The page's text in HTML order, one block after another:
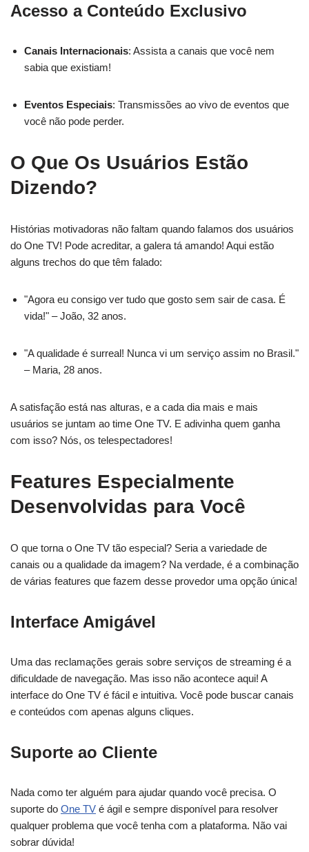
Acesso a Conteúdo Exclusivo
Canais Internacionais: Assista a canais que você nem
sabia que existiam!
Eventos Especiais: Transmissões ao vivo de eventos que
você não pode perder.
O Que Os Usuários Estão
Dizendo?
Histórias motivadoras não faltam quando falamos dos usuários
do One TV! Pode acreditar, a galera tá amando! Aqui estão
alguns trechos do que têm falado:
"Agora eu consigo ver tudo que gosto sem sair de casa. É
vida!" – João, 32 anos.
"A qualidade é surreal! Nunca vi um serviço assim no Brasil."
– Maria, 28 anos.
A satisfação está nas alturas, e a cada dia mais e mais
usuários se juntam ao time One TV. E adivinha quem ganha
com isso? Nós, os telespectadores!
Features Especialmente
Desenvolvidas para Você
O que torna o One TV tão especial? Seria a variedade de
canais ou a qualidade da imagem? Na verdade, é a combinação
de várias features que fazem desse provedor uma opção única!
Interface Amigável
Uma das reclamações gerais sobre serviços de streaming é a
dificuldade de navegação. Mas isso não acontece aqui! A
interface do One TV é fácil e intuitiva. Você pode buscar canais
e conteúdos com apenas alguns cliques.
Suporte ao Cliente
Nada como ter alguém para ajudar quando você precisa. O
suporte do One TV é ágil e sempre disponível para resolver
qualquer problema que você tenha com a plataforma. Não vai
sobrar dúvida!